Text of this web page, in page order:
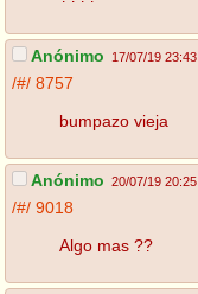
Anónimo 17/07/19 23:43
/#/ 8757
bumpazo vieja
Anónimo 20/07/19 20:25
/#/ 9018
Algo mas ??